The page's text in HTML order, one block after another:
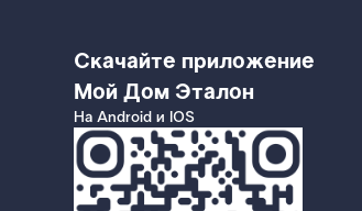
Скачайте приложение
Мой Дом Эталон
На Android и IOS